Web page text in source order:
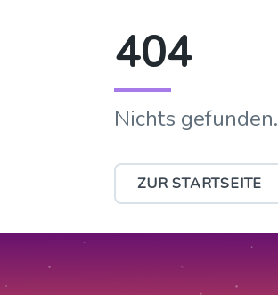
404
Nichts gefunden.
ZUR STARTSEITE